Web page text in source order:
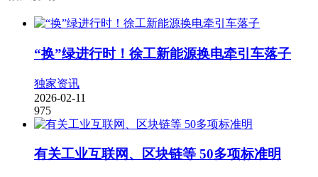
“换”绿进行时！徐工新能源换电牵引车落子
独家资讯
2026-02-11
975
有关工业互联网、区块链等 50多项标准明